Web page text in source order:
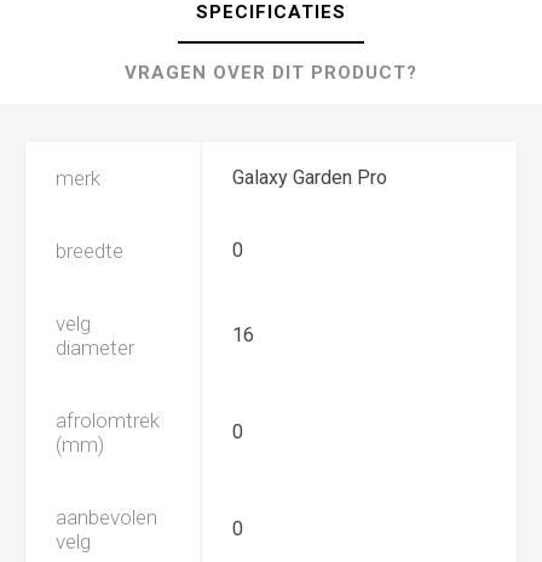
SPECIFICATIES
VRAGEN OVER DIT PRODUCT?
merk Galaxy Garden Pro
breedte 0
velg
diameter
16
afrolomtrek
(mm)
0
aanbevolen
velg
0